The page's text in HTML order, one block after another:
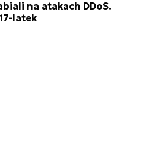
na atakach DDoS.
latek